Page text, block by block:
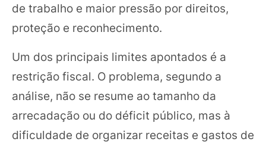
de trabalho e maior pressão por direitos,
proteção e reconhecimento.
Um dos principais limites apontados é a
restrição fiscal. O problema, segundo a
análise, não se resume ao tamanho da
arrecadação ou do déficit público, mas à
dificuldade de organizar receitas e gastos de